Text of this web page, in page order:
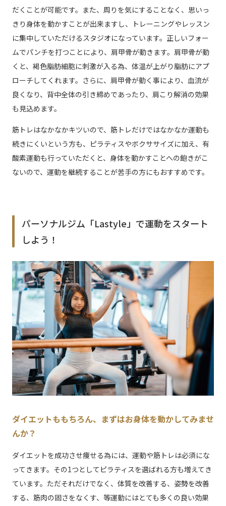
だくことが可能です。また、周りを気にすることなく、思いっ
きり身体を動かすことが出来ますし、トレーニングやレッスン
に集中していただけるスタジオになっています。正しいフォー
ムでパンチを打つことにより、肩甲骨が動きます。肩甲骨が動
くと、褐色脂肪細胞に刺激が入る為、体温が上がり脂肪にアプ
ローチしてくれます。さらに、肩甲骨が動く事により、血流が
良くなり、背中全体の引き締めであったり、肩こり解消の効果
も見込めます。
筋トレはなかなかキツいので、筋トレだけではなかなか運動も
続きにくいという方も、ピラティスやボクササイズに加え、有
酸素運動も行っていただくと、身体を動かすことへの飽きがこ
ないので、運動を継続することが苦手の方にもおすすめです。
パーソナルジム「Lastyle」で運動をスタート
しよう！
ダイエットももちろん、まずはお身体を動かしてみませ
んか？
ダイエットを成功させ痩せる為には、運動や筋トレは必須にな
ってきます。その1つとしてピラティスを選ばれる方も増えてき
ています。ただそれだけでなく、体質を改善する、姿勢を改善
する、筋肉の固さをなくす、等運動にはとても多くの良い効果